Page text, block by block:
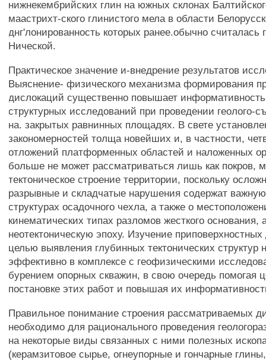
нижнекембрийских глин на южных склонах
маастрихт-ского глинистого мела в области
днг'лонированность которых ранее.обычно считалась
Нической.
Практическое значение и-внедрение результатов
Выяснение- физического механизма формирования
дислокаций существенно повышает
структурных исследований при проведении геолого-
на. закрытых равнинных площадях. В свете
закономерностей толща новейших и, в частности,
отложений платформенных областей и наложенных
больше не может рассматриваться лишь как покров,
тектоническое строение территории, поскольку
разрывные и складчатые нарушения содержат
структурах осадочного чехла, а также о
кинематических типах разломов жесткого основания,
неотектоническую эпоху. Изучение
целью выявления глубинных тектонических структур
эффективно в комплексе с геофизическими
бурением опорных скважин, в свою очередь помогая
постановке этих работ и повышая их
Правильное понимание строения рассматриваемых
необходимо для рационального проведения
на некоторые виды связанных с ними полезных
(керамзитовое сырье, огнеупорные и гончарные